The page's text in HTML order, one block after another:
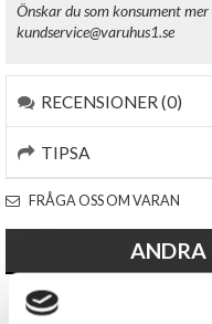
Önskar du som konsument
kundservice@varuhus1.se
RECENSIONER (0)
TIPSA
FRÅGA OSS OM VARAN
ANDRA